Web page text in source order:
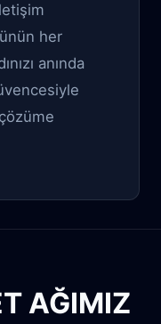
her
anında
AĞIMIZ